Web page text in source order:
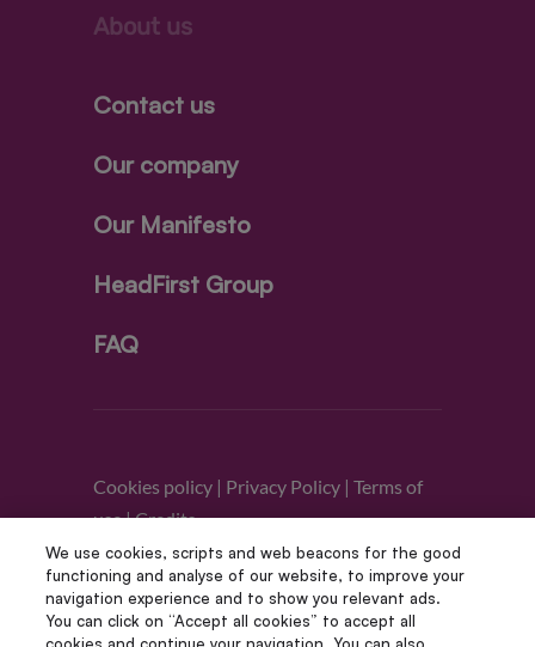
About us
Contact us
Our company
Our Manifesto
HeadFirst Group
FAQ
Cookies policy | Privacy Policy | Terms of
use|Credits
Follow us
We use cookies, scripts and web beacons for the good
functioning and analyse of our website, to improve your
navigation experience and to show you relevant ads.
You can click on “Accept all cookies” to accept all